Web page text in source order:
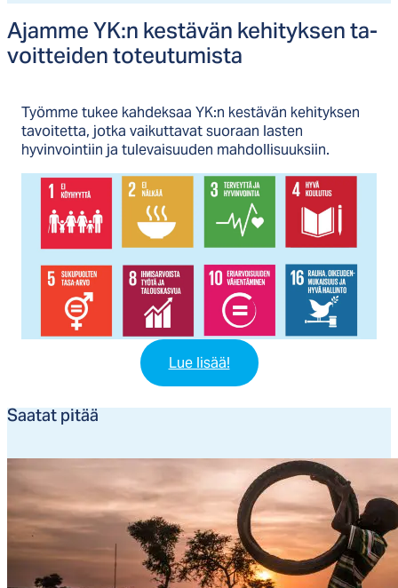
Ajam­me YK:n kes­tä­vän ke­hi­tyk­sen ta­
voit­tei­den to­teu­tu­mis­ta
Työmme tukee kahdeksaa YK:n kestävän kehityksen
tavoitetta, jotka vaikuttavat suoraan lasten
hyvinvointiin ja tulevaisuuden mahdollisuuksiin.
Lue lisää!
Saa­tat pi­tää